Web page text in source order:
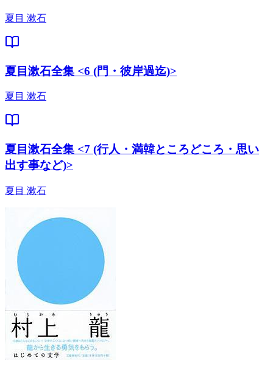
夏目 漱石
夏目漱石全集 <6 (門・彼岸過迄)>
夏目 漱石
夏目漱石全集 <7 (行人・満韓ところどころ・思い
出す事など)>
夏目 漱石